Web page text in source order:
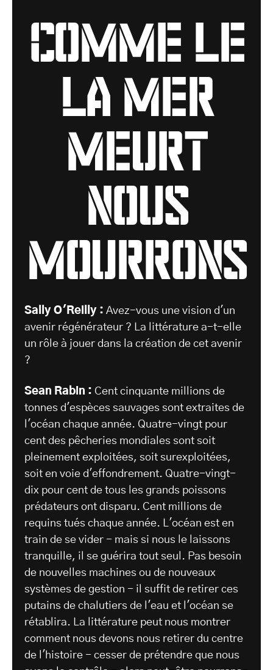
Comme le
la mer
meurt
nous
mourrons
Sally O'Reilly : Avez-vous une vision d'un
avenir régénérateur ? La littérature a-t-elle
un rôle à jouer dans la création de cet avenir
?
Sean Rabin : Cent cinquante millions de
tonnes d'espèces sauvages sont extraites de
l'océan chaque année. Quatre-vingt pour
cent des pêcheries mondiales sont soit
pleinement exploitées, soit surexploitées,
soit en voie d'effondrement. Quatre-vingt-
dix pour cent de tous les grands poissons
prédateurs ont disparu. Cent millions de
requins tués chaque année. L'océan est en
train de se vider - mais si nous le laissons
tranquille, il se guérira tout seul. Pas besoin
de nouvelles machines ou de nouveaux
systèmes de gestion - il suffit de retirer ces
putains de chalutiers de l'eau et l'océan se
rétablira. La littérature peut nous montrer
comment nous devons nous retirer du centre
de l'histoire - cesser de prétendre que nous